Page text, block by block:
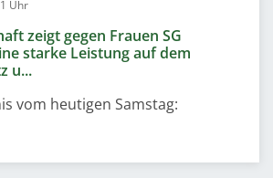
Uhr
zeigt gegen Frauen SG
starke Leistung auf dem
u...
vom heutigen Samstag: